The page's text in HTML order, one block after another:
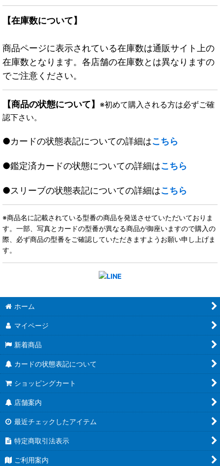
【在庫数について】
商品ページに表示されている在庫数は通販サイト上の
在庫数となります。各店舗の在庫数とは異なりますの
でご注意ください。
【商品の状態について】 ※初めて購入される方は必ずご確
認下さい。
●カードの状態表記についての詳細はこちら
●鑑定済カードの状態についての詳細はこちら
●スリーブの状態表記についての詳細はこちら
※商品名に記載されている型番の商品を発送させていただいておりま
す。一部、写真とカードの型番が異なる商品が御座いますので購入の
際、必ず商品の型番をご確認していただきますようお願い申し上げま
す。
ホーム
マイページ
新着商品
カードの状態表記について
ショッピングカート
店舗案内
最近チェックしたアイテム
特定商取引法表示
ご利用案内